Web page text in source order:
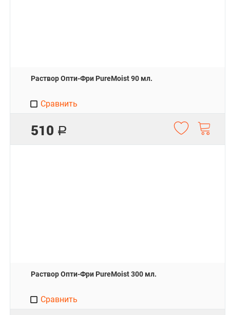
Раствор Опти-Фри PureMoist 90 мл.
510 Р
Сравнить
Раствор Опти-Фри PureMoist 300 мл.
Сравнить